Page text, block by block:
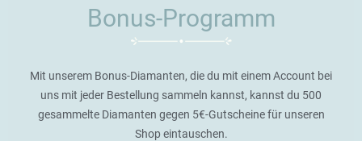
Bonus-Programm
Mit unserem Bonus-Diamanten, die du mit einem Account bei
uns mit jeder Bestellung sammeln kannst, kannst du 500
gesammelte Diamanten gegen 5€-Gutscheine für unseren
Shop eintauschen.